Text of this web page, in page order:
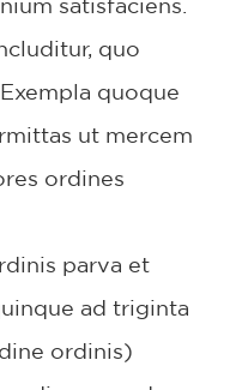
satisfaciens.
quo
quoque
ut mercem
ordines
parva et
ad triginta
ordinis)